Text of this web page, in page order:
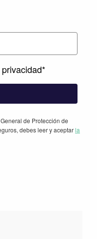
de Protección de
debes leer y aceptarla